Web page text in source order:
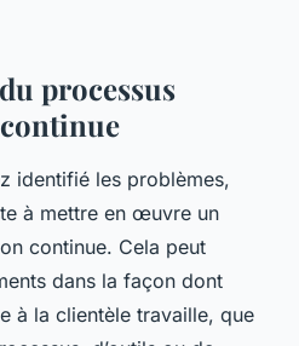
processus
identifié les problèmes,
à mettre en œuvre un
continue. Cela peut
dans la façon dont
à la clientèle travaille, que